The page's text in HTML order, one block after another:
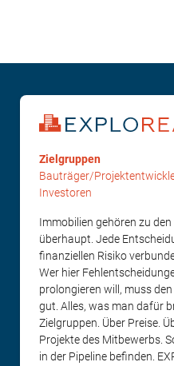
Zielgruppen
Bauträger/
Investoren
Immobilien gehören zu
überhaupt. Jede
finanziellen Risiko
Wer hier
prolongieren will, muss
gut. Alles, was man dafür
Zielgruppen. Über Preise.
Projekte des Mitbewerbs.
in der Pipeline befinden.